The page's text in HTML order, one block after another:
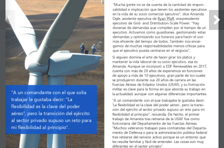
"Mucha gente no se da cuenta de la cantidad de respon-
sabilidad e implicación que tienen los asistentes ejecutivos
en la vida de su socio comercial ejecutivo", dice Amanda
Ogle, asistente ejecutiva de Ryan Pfaff, vicepresidente
ejecutivo de Grid - and Distribution-Scale Power. "Hay
docenas de demandas que compiten por el tiempo de un
ejecutivo. Actuamos como guardianes, gestionando estas
demandas y optimizando sus horarios para hacer el uso
más eficiente del tiempo de todos. También nos encar-
gamos de muchas responsabilidades menos críticas para
que el ejecutivo pueda centrarse en el negocio".
Si alguien domina el arte de hacer girar los platos y
mantener la vida laboral de su socio ejecutivo, esa es
Amanda. Aunque se incorporó a EDF Renewables en 2017,
cuenta con más de 20 años de experiencia en funciones
de apoyo a más de 10 ejecutivos, gran parte de los cuales
se produjeron durante sus 20 años de carrera en las
Fuerzas Aéreas de Estados Unidos (USAF), y su formación
militar es clave para la forma en que aborda su trabajo en
la actualidad, aunque con algunas diferencias importantes.
"A un comandante con el que trabajaba le gustaba decir:
'La flexibilidad es la clave del poder aéreo', pero la   transi
ción del ejército al sector privado supuso un reto para mi
flexibilidad al principio", recuerda. De hecho, el primer
trabajo de Amanda tras retirarse de la USAF fue como
funcionaria del Departamento de las Fuerzas Aéreas.
"Muchos veteranos trabajan para contratistas del Departa
mento de Defensa o para la administración pública federal
tras retirarse del servicio activo porque es un entorno que
les resulta familiar y fácil de entender. Las cosas son muy
diferentes en el sector privado".
"A un comandante con el que solía
trabajar le gustaba decir: "La
flexibilidad es la clave del poder
aéreo", pero la transición del ejército
al sector privado supuso un reto para
mi flexibilidad al principio".